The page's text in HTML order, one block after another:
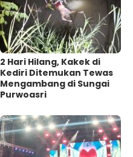
2 Hari Hilang, Kakek di
Kediri Ditemukan Tewas
Mengambang di Sungai
Purwoasri